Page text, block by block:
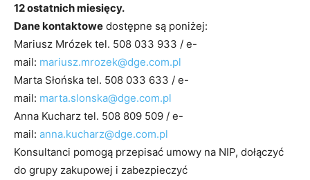
12 ostatnich miesięcy.
Dane kontaktowe dostępne są poniżej:
Mariusz Mrózek tel. 508 033 933 / e-
mail: mariusz.mrozek@dge.com.pl
Marta Słońska tel. 508 033 633 / e-
mail: marta.slonska@dge.com.pl
Anna Kucharz tel. 508 809 509 / e-
mail: anna.kucharz@dge.com.pl
Konsultanci pomogą przepisać umowy na NIP, dołączyć
do grupy zakupowej i zabezpieczyć